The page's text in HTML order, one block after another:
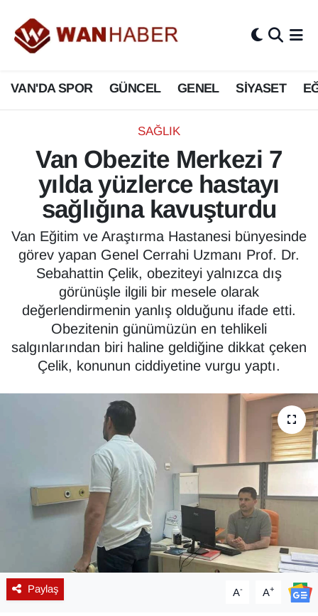
VAN'DA SPOR GÜNCEL GENEL SİYASET
SAĞLIK
Van Obezite Merkezi 7
yılda yüzlerce hastayı
sağlığına kavuşturdu
Van Eğitim ve Araştırma Hastanesi bünyesinde
görev yapan Genel Cerrahi Uzmanı Prof. Dr.
Sebahattin Çelik, obeziteyi yalnızca dış
görünüşle ilgili bir mesele olarak
değerlendirmenin yanlış olduğunu ifade etti.
Obezitenin günümüzün en tehlikeli
salgınlarından biri haline geldiğine dikkat çeken
Çelik, konunun ciddiyetine vurgu yaptı.
Paylaş A- A+
3.SAYFA
ASAYİŞ
BİLİM VE TEKNOLOJİ
Biyografi
Bölge Haberleri
ÇEVRE
Deprem
Dernekler, Odalar
Diğer
EKONOMİ
Eleman
En çok konuşulanlar
GENEL
Van Nöbetçi Eczaneler
Van Hava Durumu
Van Namaz Vakitleri
Van Trafik Yoğunluk Haritası
Süper Lig Puan Durumu ve Fikstür
Tüm Manşetler
Son Dakika Haberleri
Haber Arşivi